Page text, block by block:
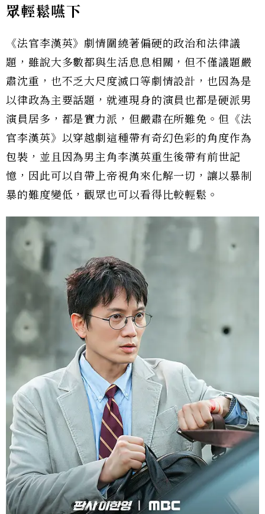
眾輕鬆嚥下
《法官李漢英》劇情圍繞著偏硬的政治和法律議
題，雖說大多數都與生活息息相關，但不僅議題嚴
肅沈重，也不乏大尺度滅口等劇情設計，也因為是
以律政為主要話題，就連現身的演員也都是硬派男
演員居多，都是實力派，但嚴肅在所難免。但《法
官李漢英》以穿越劇這種帶有奇幻色彩的角度作為
包裝，並且因為男主角李漢英重生後帶有前世記
憶，因此可以自帶上帝視角來化解一切，讓以暴制
暴的難度變低，觀眾也可以看得比較輕鬆。